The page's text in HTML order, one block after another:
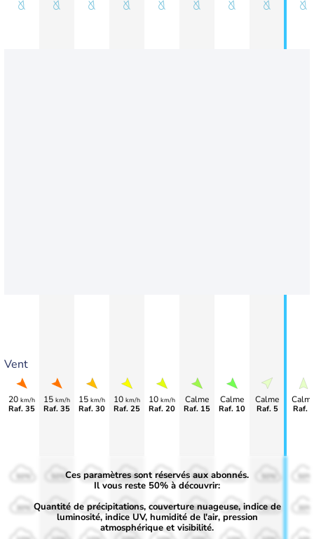
Vent
20 km/h
Raf. 35
15 km/h
Raf. 35
15 km/h
Raf. 30
10 km/h
Raf. 25
10 km/h
Raf. 20
Calme
Raf. 15
Calme
Raf. 10
Calme
Raf. 5 Raf. 5
50%
30%
50%
30%
50%
30%
50%
30%
50%
30%
50%
30%
50%
30% 30% 30%
Ces paramètres sont réservés aux abonnés.
Il vous reste 50% à découvrir:
Quantité de précipitations, couverture nuageuse, indice de
luminosité, indice UV, humidité de l'air, pression
atmosphérique et visibilité.